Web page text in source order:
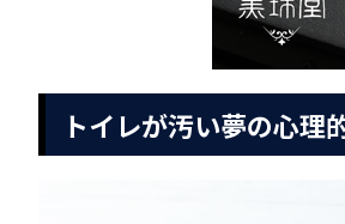
トイレが汚い夢の心理